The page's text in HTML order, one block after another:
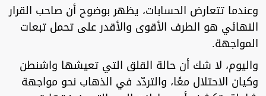
وعندما تتعارض الحسابات، يظهر بوضوح أن صاحب القرار
النهائي هو الطرف الأقوى والأقدر على تحمل تبعات
المواجهة.
واليوم، لا شك أن حالة القلق التي تعيشها واشنطن
وكيان الاحتلال معًا، والتردّد في الذهاب نحو مواجهة